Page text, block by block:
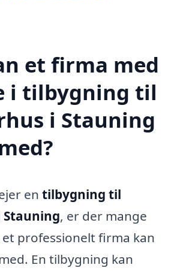
et firma med
i tilbygning til
i Stauning
en tilbygning til
Stauning, er der mange
professionelt firma kan
En tilbygning kan